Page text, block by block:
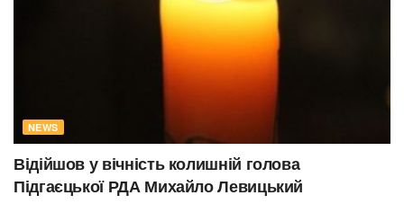
NEWS
Відійшов у вічність колишній голова
Підгаєцької РДА Михайло Левицький